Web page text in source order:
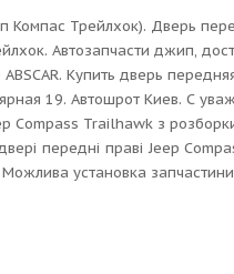
Трейлхок). Дверь
Автозапчасти джип,
Купить дверь
19. Автошрот Киев. С
Compass Trailhawk з
передні праві Jeep
установка